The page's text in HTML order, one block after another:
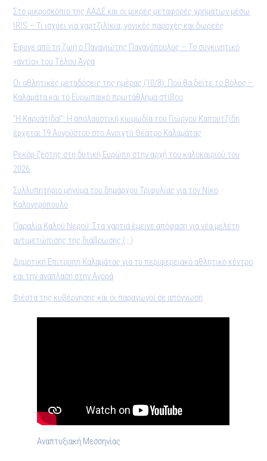
Στο μικροσκόπιο της ΑΑΔΕ και οι μικρές μεταφορές χρημάτων μέσω
IRIS – Τι ισχύει για χαρτζιλίκια, γονικές παροχές και δωρεές
Έφυγε από τη ζωή ο Παναγιώτης Παναγόπουλος – Το συγκινητικό
«αντίο» του Τέλου Άγρα
Οι αθλητικές μεταδόσεις της ημέρας (10/8): Πού θα δείτε το Βόλος –
Καλαμάτα και το Ευρωπαϊκό πρωτάθλημα στίβου
“Η Καρυάτιδα!”: Η απολαυστική κωμωδία του Γιώργου Καπουτζίδη
έρχεται 19 Αυγούστου στο Ανοιχτό Θέατρο Καλαμάτας
Ρεκόρ ζέστης στη δυτική Ευρώπη στην αρχή του καλοκαιριού του
2026
Συλλυπητήριο μήνυμα του δημάρχου Τριφυλίας για τον Νίκο
Καλογερόπουλο
Παραλία Καλού Νερού: Στα χαρτιά έμεινε απόφαση για νέα μελέτη
αντιμετώπισης της διάβρωσης ( ; )
Δημοτική Επιτροπή Καλαμάτας για το περιφερειακό αθλητικό κέντρο
και την ανάπλαση στην Αγορά
Φιέστα της κυβέρνησης και οι παραγωγοί σε απόγνωση
Αναπτυξιακή Μεσσηνίας